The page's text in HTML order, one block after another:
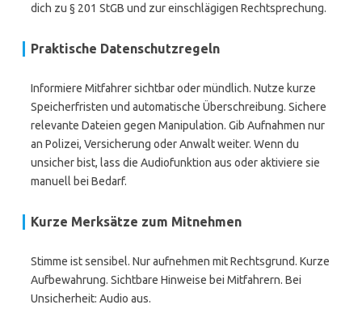
dich zu § 201 StGB und zur einschlägigen Rechtsprechung.
Praktische Datenschutzregeln
Informiere Mitfahrer sichtbar oder mündlich. Nutze kurze
Speicherfristen und automatische Überschreibung. Sichere
relevante Dateien gegen Manipulation. Gib Aufnahmen nur
an Polizei, Versicherung oder Anwalt weiter. Wenn du
unsicher bist, lass die Audiofunktion aus oder aktiviere sie
manuell bei Bedarf.
Kurze Merksätze zum Mitnehmen
Stimme ist sensibel. Nur aufnehmen mit Rechtsgrund. Kurze
Aufbewahrung. Sichtbare Hinweise bei Mitfahrern. Bei
Unsicherheit: Audio aus.